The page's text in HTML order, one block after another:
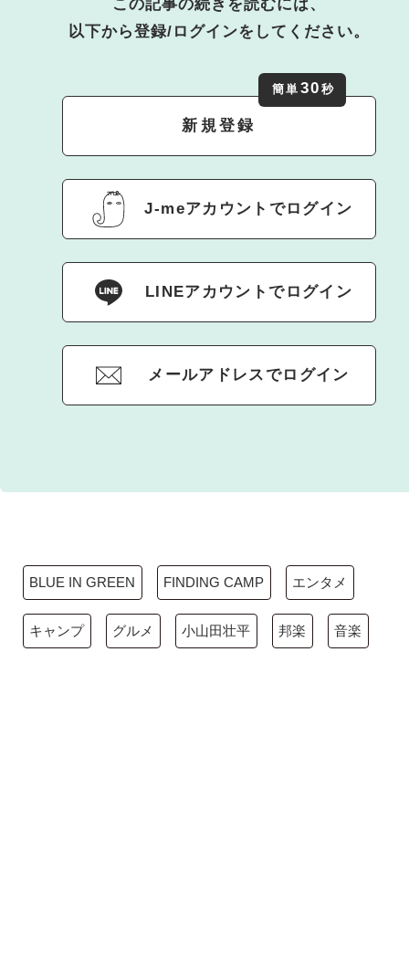
この記事の続きを読むには、
以下から登録/ログインをしてください。
新規登録
簡単 30 秒
J-meアカウントでログイン
LINEアカウントでログイン
メールアドレスでログイン
BLUE IN GREEN FINDING CAMP エンタメ
キャンプ グルメ 小山田壮平 邦楽 音楽